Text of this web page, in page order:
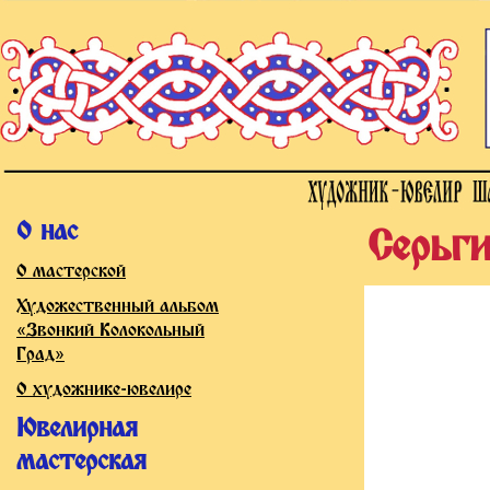
О нас
О мастерской
Художественный альбом
«Звонкий Колокольный
Град»
О художнике-ювелире
Ювелирная
мастерская